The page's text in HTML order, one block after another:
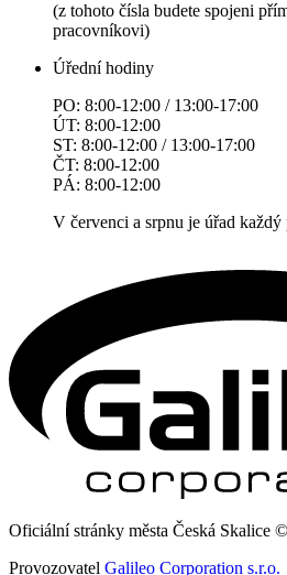
(z tohoto čísla budete spojeni
pracovníkovi)
Úřední hodiny
PO: 8:00-12:00 / 13:00-17:00
ÚT: 8:00-12:00
ST: 8:00-12:00 / 13:00-17:00
ČT: 8:00-12:00
PÁ: 8:00-12:00
V červenci a srpnu je úřad každý
Oficiální stránky města Česká Skalice
Provozovatel Galileo Corporation s.r.o.